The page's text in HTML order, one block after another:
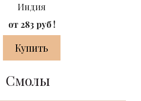
Индия
от 283 руб !
Купить
Смолы